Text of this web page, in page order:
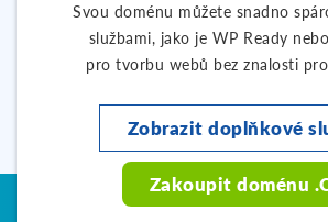
Svou doménu můžete snadno
službami, jako je WP Ready
pro tvorbu webů bez znalosti
Zobrazit doplňkové
Zakoupit doménu